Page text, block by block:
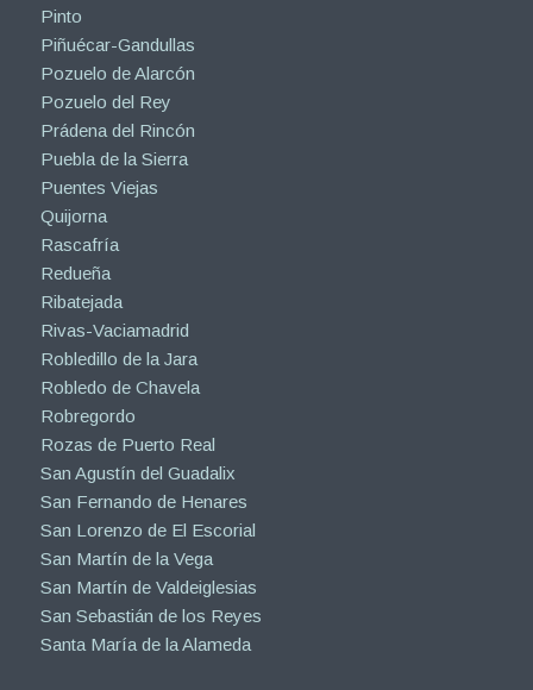
Pinto
Piñuécar-Gandullas
Pozuelo de Alarcón
Pozuelo del Rey
Prádena del Rincón
Puebla de la Sierra
Puentes Viejas
Quijorna
Rascafría
Redueña
Ribatejada
Rivas-Vaciamadrid
Robledillo de la Jara
Robledo de Chavela
Robregordo
Rozas de Puerto Real
San Agustín del Guadalix
San Fernando de Henares
San Lorenzo de El Escorial
San Martín de la Vega
San Martín de Valdeiglesias
San Sebastián de los Reyes
Santa María de la Alameda